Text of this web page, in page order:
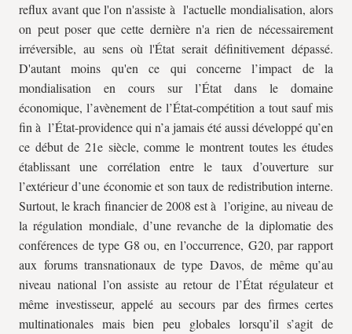
reflux avant que l'on n'assiste à l'actuelle mondialisation, alors
on peut poser que cette dernière n'a rien de nécessairement
irréversible, au sens où l'État serait définitivement dépassé.
D'autant moins qu'en ce qui concerne l’impact de la
mondialisation en cours sur l’État dans le domaine
économique, l’avènement de l’État-compétition a tout sauf mis
fin à l’État-providence qui n’a jamais été aussi développé qu’en
ce début de 21e siècle, comme le montrent toutes les études
établissant une corrélation entre le taux d’ouverture sur
l’extérieur d’une économie et son taux de redistribution interne.
Surtout, le krach financier de 2008 est à l’origine, au niveau de
la régulation mondiale, d’une revanche de la diplomatie des
conférences de type G8 ou, en l’occurrence, G20, par rapport
aux forums transnationaux de type Davos, de même qu’au
niveau national l’on assiste au retour de l’État régulateur et
même investisseur, appelé au secours par des firmes certes
multinationales mais bien peu globales lorsqu’il s’agit de